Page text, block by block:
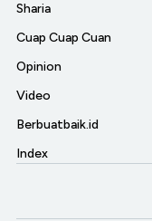
Sharia
Cuap Cuap Cuan
Opinion
Video
Berbuatbaik.id
Index